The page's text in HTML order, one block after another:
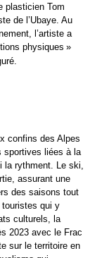
plasticien Tom
de l’Ubaye. Au
l’artiste a
physiques »
confins des Alpes
sportives liées à la
la rythment. Le ski,
assurant une
des saisons tout
touristes qui y
culturels, la
2023 avec le Frac
sur le territoire en